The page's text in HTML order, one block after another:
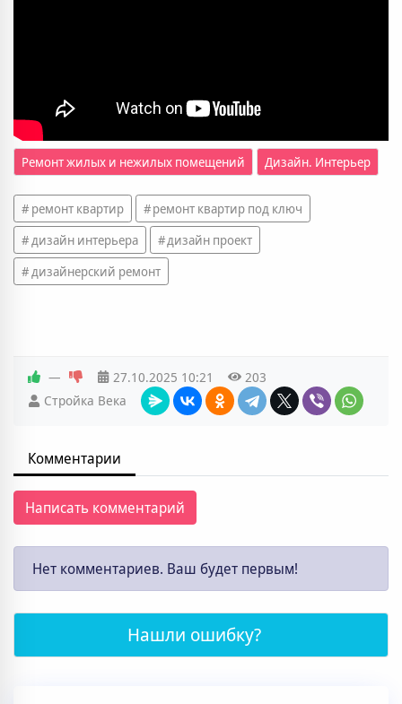
Ремонт жилых и нежилых помещений Дизайн. Интерьер
ремонт квартир
ремонт квартир под ключ
дизайн интерьера
дизайн проект
дизайнерский ремонт
— 27.10.2025 10:21
203
Стройка Века
Комментарии
Написать комментарий
Нет комментариев. Ваш будет первым!
Нашли ошибку?